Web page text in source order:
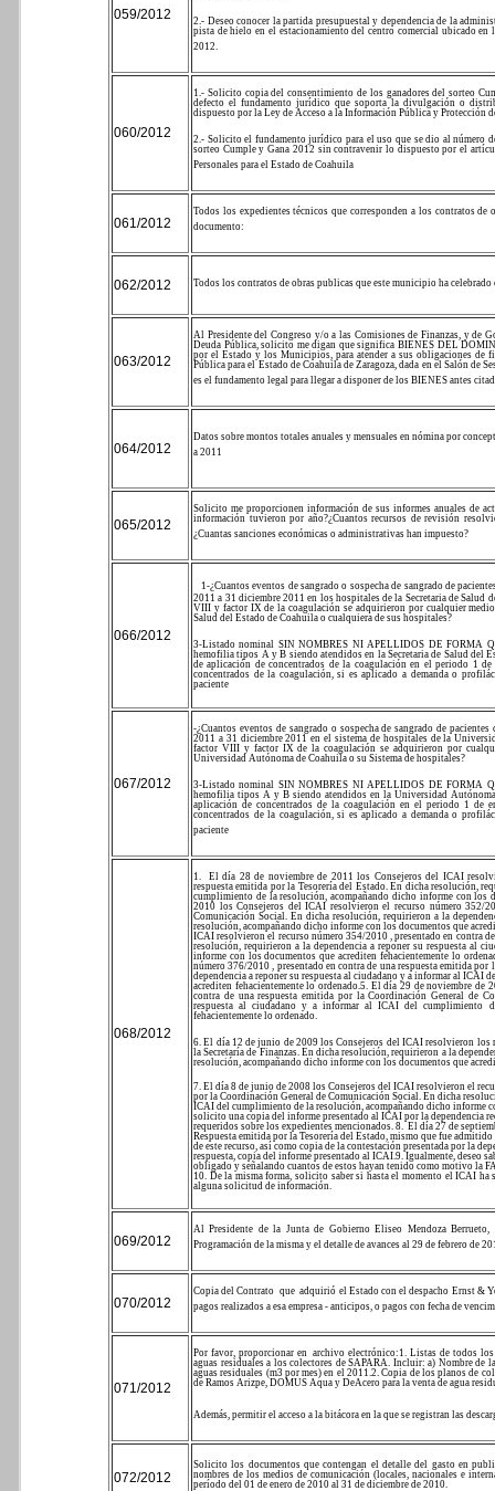
059/2012
2.- Deseo conocer la partida presupuestal y dependencia de la
pista de hielo en el estacionamiento del centro comercial ubicado
2012.
060/2012
1.- Solicito copia del consentimiento de los ganadores del sorteo
defecto el fundamento jurídico que soporta la divulgación o
dispuesto por la Ley de Acceso a la Información Pública y Protección
2.- Solicito el fundamento jurídico para el uso que se dio al número
sorteo Cumple y Gana 2012 sin contravenir lo dispuesto por el
Personales para el Estado de Coahuila
061/2012
Todos los expedientes técnicos que corresponden a los contratos
documento:
062/2012 Todos los contratos de obras publicas que este municipio ha
063/2012
Al Presidente del Congreso y/o a las Comisiones de Finanzas, y de
Deuda Pública, solicito me digan que significa BIENES DEL
por el Estado y los Municipios, para atender a sus obligaciones de
Pública para el Estado de Coahuila de Zaragoza, dada en el Salón de
es el fundamento legal para llegar a disponer de los BIENES antes
064/2012
Datos sobre montos totales anuales y mensuales en nómina por
a 2011
065/2012
Solicito me proporcionen información de sus informes anuales de
información tuvieron por año?¿Cuantos recursos de revisión
¿Cuantas sanciones económicas o administrativas han impuesto?
066/2012
1-¿Cuantos eventos de sangrado o sospecha de sangrado de
2011 a 31 diciembre 2011 en los hospitales de la Secretaria de Salud
VIII y factor IX de la coagulación se adquirieron por cualquier
Salud del Estado de Coahuila o cualquiera de sus hospitales?
3-Listado nominal SIN NOMBRES NI APELLIDOS DE FORMA
hemofilia tipos A y B siendo atendidos en la Secretaria de Salud del
de aplicación de concentrados de la coagulación en el periodo 1
concentrados de la coagulación, si es aplicado a demanda o
paciente
067/2012
-¿Cuantos eventos de sangrado o sospecha de sangrado de
2011 a 31 diciembre 2011 en el sistema de hospitales de la
factor VIII y factor IX de la coagulación se adquirieron por
Universidad Autónoma de Coahuila o su Sistema de hospitales?
3-Listado nominal SIN NOMBRES NI APELLIDOS DE FORMA
hemofilia tipos A y B siendo atendidos en la Universidad
aplicación de concentrados de la coagulación en el periodo 1 de
concentrados de la coagulación, si es aplicado a demanda o
paciente
068/2012
1.
El día 28 de noviembre de 2011 los Consejeros del ICAI
respuesta emitida por la Tesorería del Estado. En dicha resolución,
cumplimiento de la resolución, acompañando dicho informe con los
2010 los Consejeros del ICAI resolvieron el recurso número 352/
Comunicación Social. En dicha resolución, requirieron a la
resolución, acompañando dicho informe con los documentos que
ICAI resolvieron el recurso número 354/2010 , presentado en contra
resolución, requirieron a la dependencia a reponer su respuesta al
informe con los documentos que acrediten fehacientemente lo
número 376/2010 , presentado en contra de una respuesta emitida
dependencia a reponer su respuesta al ciudadano y a informar al
acrediten fehacientemente lo ordenado.5. El día 29 de noviembre de
contra de una respuesta emitida por la Coordinación General de
respuesta al ciudadano y a informar al ICAI del cumplimiento
fehacientemente lo ordenado.
6. El día 12 de junio de 2009 los Consejeros del ICAI resolvieron los
la Secretaría de Finanzas. En dicha resolución, requirieron a la
resolución, acompañando dicho informe con los documentos que
7. El día 8 de junio de 2008 los Consejeros del ICAI resolvieron el
por la Coordinación General de Comunicación Social. En dicha
ICAI del cumplimiento de la resolución, acompañando dicho informe
solicito una copia del informe presentado al ICAI por la dependencia
requeridos sobre los expedientes mencionados. 8. El día 27 de
Respuesta emitida por la Tesorería del Estado, mismo que fue
de este recurso, así como copia de la contestación presentada por la
respuesta, copia del informe presentado al ICAI.9. Igualmente, deseo
obligado y señalando cuantos de estos hayan tenido como motivo la
10. De la misma forma, solicito saber si hasta el momento el ICAI
alguna solicitud de información.
069/2012
Al Presidente de la Junta de Gobierno Eliseo Mendoza
Programación de la misma y el detalle de avances al 29 de febrero de
070/2012
Copia del Contrato que adquirió el Estado con el despacho Ernst &
pagos realizados a esa empresa - anticipos, o pagos con fecha de
071/2012
Por favor, proporcionar en archivo electrónico: 1. Listas de todos
aguas residuales a los colectores de SAPARA. Incluir: a) Nombre de
aguas residuales (m3 por mes) en el 2011.2. Copia de los planos de
de Ramos Arizpe, DOMUS Aqua y DeAcero para la venta de agua
Además, permitir el acceso a la bitácora en la que se registran las
072/2012
Solicito los documentos que contengan el detalle del gasto en
nombres de los medios de comunicación (locales, nacionales e
período del 01 de enero de 2010 al 31 de diciembre de 2010.